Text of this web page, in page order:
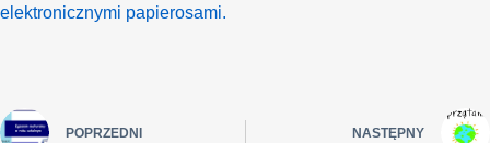
elektronicznymi papierosami.
POPRZEDNI NASTĘPNY